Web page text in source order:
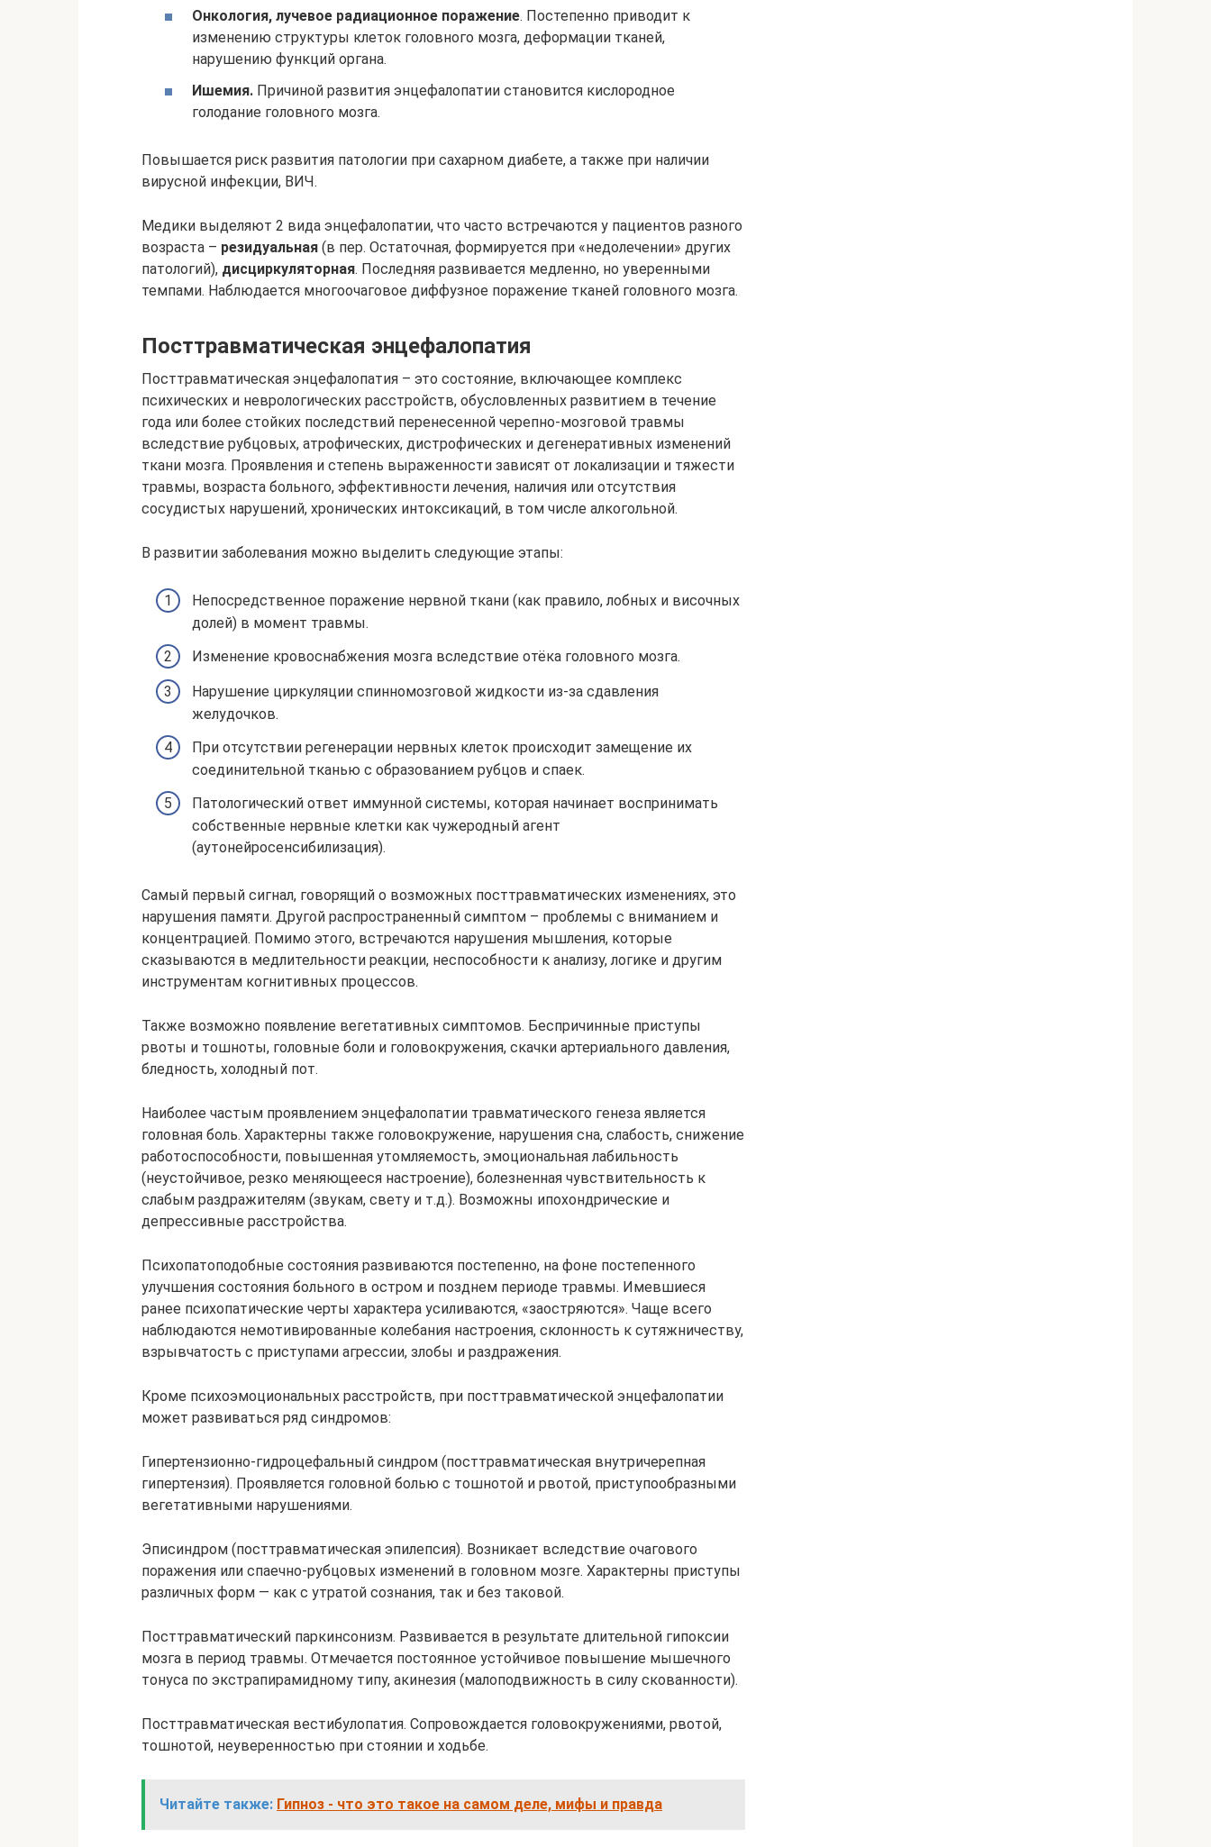
Онкология, лучевое радиационное поражение. Постепенно приводит к
изменению структуры клеток головного мозга, деформации тканей,
нарушению функций органа.
Ишемия. Причиной развития энцефалопатии становится кислородное
голодание головного мозга.
Повышается риск развития патологии при сахарном диабете, а также при наличии
вирусной инфекции, ВИЧ.
Медики выделяют 2 вида энцефалопатии, что часто встречаются у пациентов разного
возраста – резидуальная (в пер. Остаточная, формируется при «недолечении» других
патологий), дисциркуляторная. Последняя развивается медленно, но уверенными
темпами. Наблюдается многоочаговое диффузное поражение тканей головного мозга.
Посттравматическая энцефалопатия
Посттравматическая энцефалопатия – это состояние, включающее комплекс
психических и неврологических расстройств, обусловленных развитием в течение
года или более стойких последствий перенесенной черепно-мозговой травмы
вследствие рубцовых, атрофических, дистрофических и дегенеративных изменений
ткани мозга. Проявления и степень выраженности зависят от локализации и тяжести
травмы, возраста больного, эффективности лечения, наличия или отсутствия
сосудистых нарушений, хронических интоксикаций, в том числе алкогольной.
В развитии заболевания можно выделить следующие этапы:
Непосредственное поражение нервной ткани (как правило, лобных и височных
долей) в момент травмы.
Изменение кровоснабжения мозга вследствие отёка головного мозга.
Нарушение циркуляции спинномозговой жидкости из-за сдавления
желудочков.
При отсутствии регенерации нервных клеток происходит замещение их
соединительной тканью с образованием рубцов и спаек.
Патологический ответ иммунной системы, которая начинает воспринимать
собственные нервные клетки как чужеродный агент
(аутонейросенсибилизация).
Самый первый сигнал, говорящий о возможных посттравматических изменениях, это
нарушения памяти. Другой распространенный симптом – проблемы с вниманием и
концентрацией. Помимо этого, встречаются нарушения мышления, которые
сказываются в медлительности реакции, неспособности к анализу, логике и другим
инструментам когнитивных процессов.
Также возможно появление вегетативных симптомов. Беспричинные приступы
рвоты и тошноты, головные боли и головокружения, скачки артериального давления,
бледность, холодный пот.
Наиболее частым проявлением энцефалопатии травматического генеза является
головная боль. Характерны также головокружение, нарушения сна, слабость, снижение
работоспособности, повышенная утомляемость, эмоциональная лабильность
(неустойчивое, резко меняющееся настроение), болезненная чувствительность к
слабым раздражителям (звукам, свету и т.д.). Возможны ипохондрические и
депрессивные расстройства.
Психопатоподобные состояния развиваются постепенно, на фоне постепенного
улучшения состояния больного в остром и позднем периоде травмы. Имевшиеся
ранее психопатические черты характера усиливаются, «заостряются». Чаще всего
наблюдаются немотивированные колебания настроения, склонность к сутяжничеству,
взрывчатость с приступами агрессии, злобы и раздражения.
Кроме психоэмоциональных расстройств, при посттравматической энцефалопатии
может развиваться ряд синдромов:
Гипертензионно-гидроцефальный синдром (посттравматическая внутричерепная
гипертензия). Проявляется головной болью с тошнотой и рвотой, приступообразными
вегетативными нарушениями.
Эписиндром (посттравматическая эпилепсия). Возникает вследствие очагового
поражения или спаечно-рубцовых изменений в головном мозге. Характерны приступы
различных форм — как с утратой сознания, так и без таковой.
Посттравматический паркинсонизм. Развивается в результате длительной гипоксии
мозга в период травмы. Отмечается постоянное устойчивое повышение мышечного
тонуса по экстрапирамидному типу, акинезия (малоподвижность в силу скованности).
Посттравматическая вестибулопатия. Сопровождается головокружениями, рвотой,
тошнотой, неуверенностью при стоянии и ходьбе.
Читайте также: Гипноз - что это такое на самом деле, мифы и правда